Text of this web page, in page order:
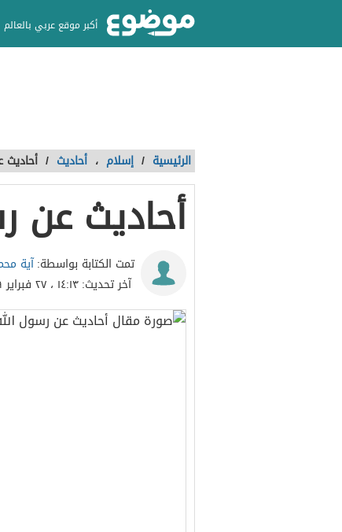
أكبر موقع عربي بالعالم
الرئيسية / إسلام ، أحاديث /
أحاديث عن
تمت الكتابة بواسطة:آية
آخر تحديث:١٤:١٣ ، ٢٧ فبراير ٢٠١٩